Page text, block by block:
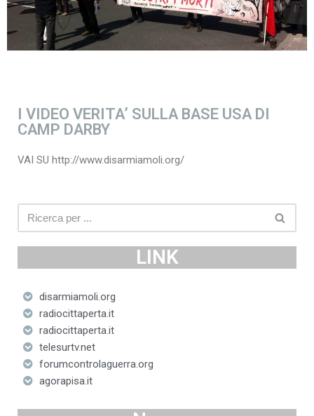
I VIDEO VERITA’ SULLA BASE USA DI
CAMP DARBY
VAI SU http://www.disarmiamoli.org/
LINK
disarmiamoli.org
radiocittaperta.it
radiocittaperta.it
telesurtv.net
forumcontrolaguerra.org
agorapisa.it